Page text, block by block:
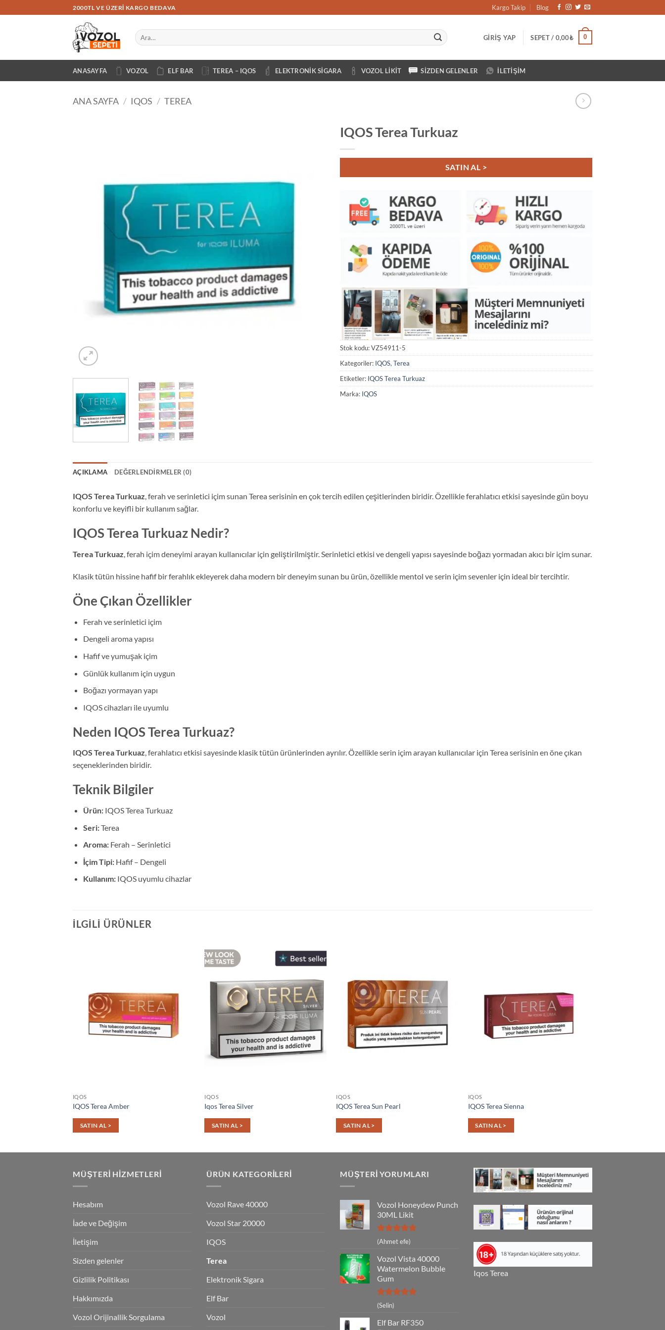
atla
2000TL VE ÜZERI KARGO BEDAVA Kargo Takip Blog
Ara:
GIRIŞ YAP SEPET / 0,00₺ 0
ANASAYFA VOZOL ELF BAR TEREA – IQOS ELEKTRONIK SIGARA VOZOL LIKIT SIZDEN GELENLER İLETIŞIM
ANA SAYFA / IQOS / TEREA
IQOS Terea Turkuaz
SATIN AL >
Stok kodu:VZ54911-5
Kategoriler: IQOS, Terea
Etiketler: IQOS Terea Turkuaz
Marka: IQOS
AÇIKLAMA DEĞERLENDIRMELER (0)
IQOS Terea Turkuaz, ferah ve serinletici içim sunan Terea serisinin en çok tercih edilen çeşitlerinden biridir. Özellikle ferahlatıcı etkisi sayesinde gün boyu
konforlu ve keyifli bir kullanım sağlar.
IQOS Terea Turkuaz Nedir?
Terea Turkuaz , ferah içim deneyimi arayan kullanıcılar için geliştirilmiştir. Serinletici etkisi ve dengeli yapısı sayesinde boğazı yormadan akıcı bir içim sunar.
Klasik tütün hissine hafif bir ferahlık ekleyerek daha modern bir deneyim sunan bu ürün, özellikle mentol ve serin içim sevenler için ideal bir tercihtir.
Öne Çıkan Özellikler
Ferah ve serinletici içim
Dengeli aroma yapısı
Hafif ve yumuşak içim
Günlük kullanım için uygun
Boğazı yormayan yapı
IQOS cihazları ile uyumlu
Neden IQOS Terea Turkuaz?
IQOS Terea Turkuaz, ferahlatıcı etkisi sayesinde klasik tütün ürünlerinden ayrılır. Özellikle serin içim arayan kullanıcılar için Terea serisinin en öne çıkan
seçeneklerinden biridir.
Teknik Bilgiler
Ürün:IQOS Terea Turkuaz
Seri:Terea
Aroma:Ferah – Serinletici
İçim Tipi:Hafif – Dengeli
Kullanım:IQOS uyumlu cihazlar
İLGILI ÜRÜNLER
IQOS
IQOS Terea Amber
SATIN AL >
IQOS
Iqos Terea Silver
SATIN AL >
IQOS
IQOS Terea Sun Pearl
SATIN AL >
IQOS
IQOS Terea Sienna
SATIN AL >
MÜŞTERI HIZMETLERI
Hesabım
İade ve Değişim
İletişim
Sizden gelenler
Gizlilik Politikası
Hakkımızda
Vozol Orijinallik Sorgulama
ÜRÜN KATEGORILERI
Vozol Rave 40000
Vozol Star 20000
IQOS
Terea
Elektronik Sigara
Elf Bar
Vozol
MÜŞTERI YORUMLARI
Vozol Honeydew Punch
30ML Likit
5 üzerinden
5
(Ahmet efe)
Vozol Vista 40000
Watermelon Bubble
Gum
5 üzerinden
5
oy aldı
(Selin)
Elf Bar RF350
Iqos Terea